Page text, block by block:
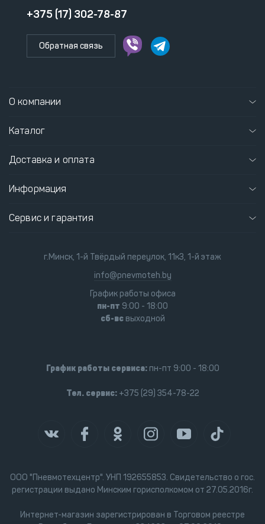
+375 (17) 302-78-87
Обратная связь
О компании
Каталог
Доставка и оплата
Информация
Сервис и гарантия
ООО "Пневмотехцентр". УНП 192655853. Свидетельство о гос.
регистрации выдано Минским горисполкомом от 27.05.2016г.
Интернет-магазин зарегистрирован в Торговом реестре
г.Минск, 1-й Твёрдый переулок, 11к3, 1-й этаж
info@pnevmoteh.by
График работы офиса
пн-пт 9:00 - 18:00
сб-всвыходной
График работы сервиса:пн-пт 9:00 - 18:00
Тел. сервис:+375 (29) 354-78-22